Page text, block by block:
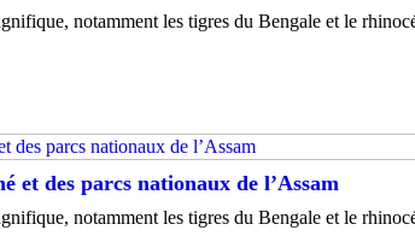
notamment les tigres du Bengale et le
et des parcs nationaux de l’Assam
notamment les tigres du Bengale et le